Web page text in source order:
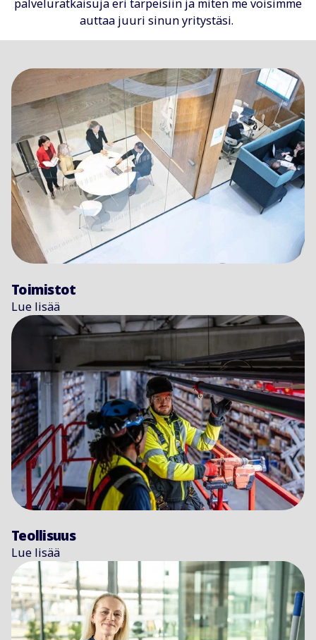
palveluratkaisuja eri tarpeisiin ja miten me voisimme
auttaa juuri sinun yritystäsi.
Toimistot
Lue lisää
Teollisuus
Lue lisää